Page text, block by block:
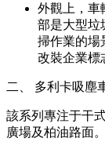
外觀上，車
部是大型垃
掃作業的場
改裝企業標
二、 多利卡吸塵
該系列專注于干
廣場及柏油路面。